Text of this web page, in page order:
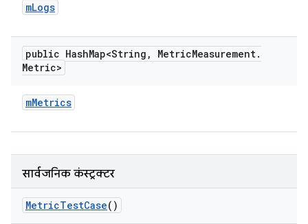
mLogs
public HashMap<String , MetricMeasurement.
Metric>
mMetrics
सार्वजनिक कंस्ट्रक्टर
MetricTestCase()